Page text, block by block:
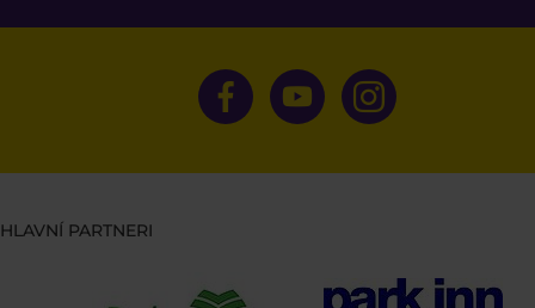
HLAVNÍ PARTNERI